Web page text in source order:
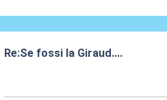
Re:Se fossi la Giraud....